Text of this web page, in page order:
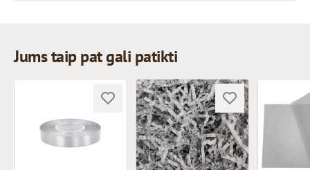
Jums taip pat gali patikti